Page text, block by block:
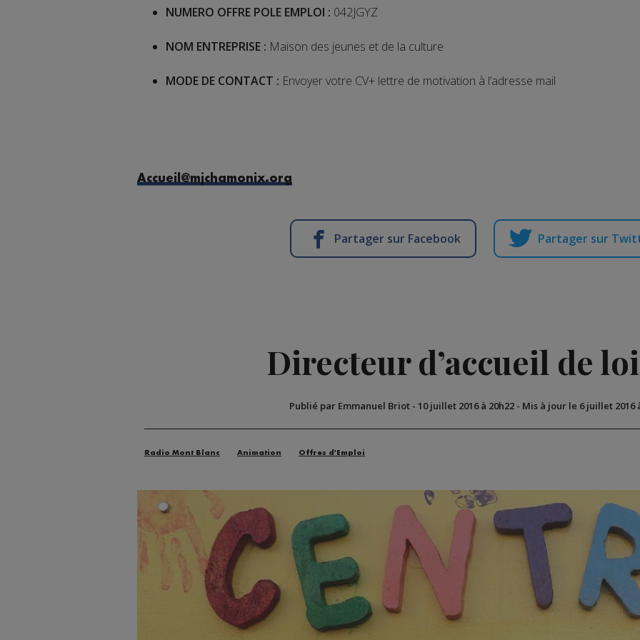
NUMERO OFFRE POLE EMPLOI : 042JGYZ
NOM ENTREPRISE : Maison des jeunes et de la culture
MODE DE CONTACT : Envoyer votre CV+ lettre de motivation à l’adresse mail
Accueil@mjchamonix.org
Partager sur Facebook Partager sur
Directeur d’accueil de
Publié par Emmanuel Briot - 10 juillet 2016 à 20h22 - Mis à jour le 6 juillet 2016
Radio Mont Blanc Animation Offres d'Emploi